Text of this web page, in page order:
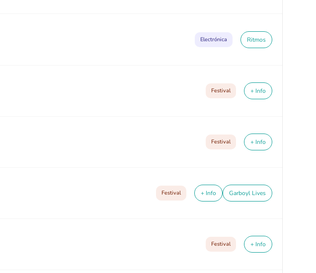
Electrónica Ritmos
Festival + Info
Festival + Info
Festival + Info Garboyl Lives
Festival + Info